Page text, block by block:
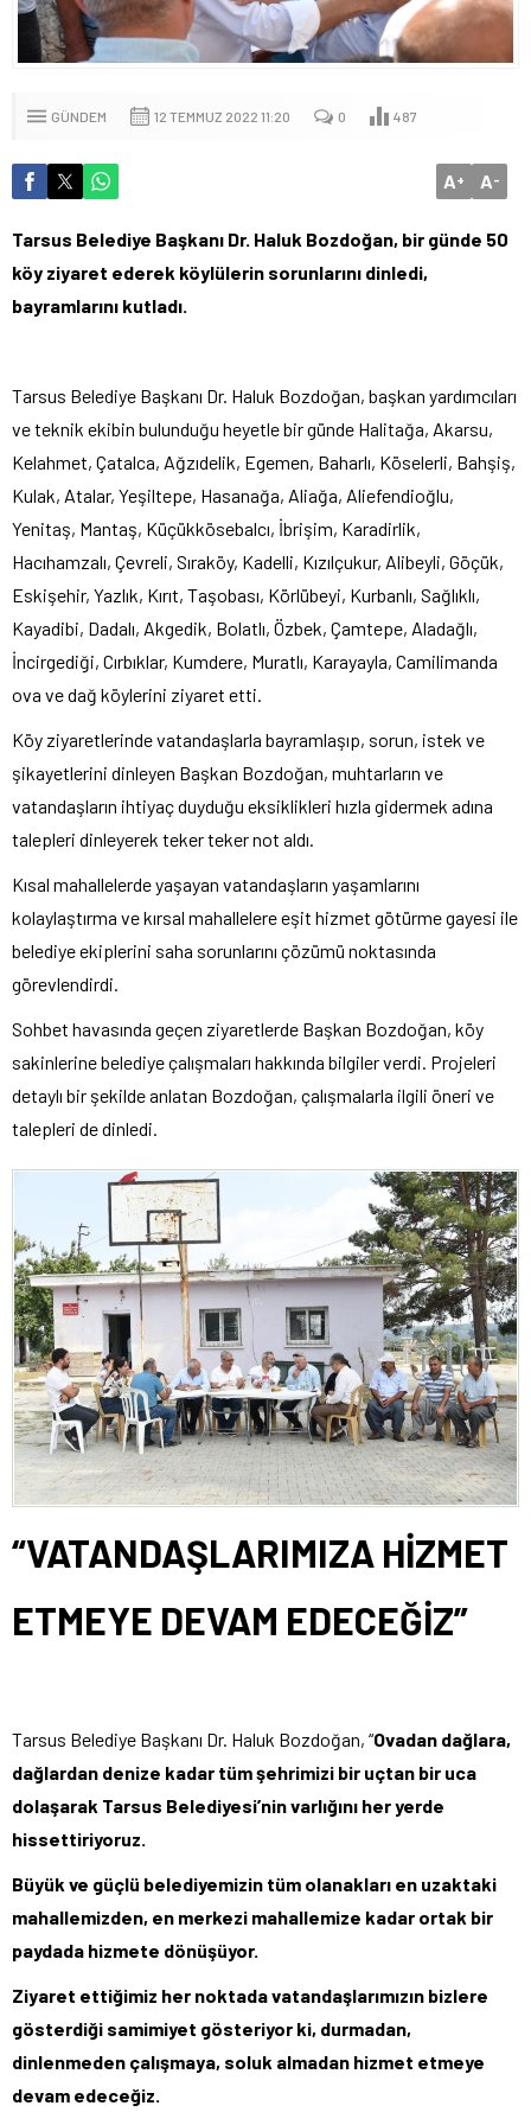
GÜNDEM 12 TEMMUZ 2022 11:20 0 487
A+ A-
Tarsus Belediye Başkanı Dr. Haluk Bozdoğan, bir günde 50
köy ziyaret ederek köylülerin sorunlarını dinledi,
bayramlarını kutladı.
Tarsus Belediye Başkanı Dr. Haluk Bozdoğan, başkan yardımcıları
ve teknik ekibin bulunduğu heyetle bir günde Halitağa, Akarsu,
Kelahmet, Çatalca, Ağzıdelik, Egemen, Baharlı, Köselerli, Bahşiş,
Kulak, Atalar, Yeşiltepe, Hasanağa, Aliağa, Aliefendioğlu,
Yenitaş, Mantaş, Küçükkösebalcı, İbrişim, Karadirlik,
Hacıhamzalı, Çevreli, Sıraköy, Kadelli, Kızılçukur, Alibeyli, Göçük,
Eskişehir, Yazlık, Kırıt, Taşobası, Körlübeyi, Kurbanlı, Sağlıklı,
Kayadibi, Dadalı, Akgedik, Bolatlı, Özbek, Çamtepe, Aladağlı,
İncirgediği, Cırbıklar, Kumdere, Muratlı, Karayayla, Camilimanda
ova ve dağ köylerini ziyaret etti.
Köy ziyaretlerinde vatandaşlarla bayramlaşıp, sorun, istek ve
şikayetlerini dinleyen Başkan Bozdoğan, muhtarların ve
vatandaşların ihtiyaç duyduğu eksiklikleri hızla gidermek adına
talepleri dinleyerek teker teker not aldı.
Kısal mahallelerde yaşayan vatandaşların yaşamlarını
kolaylaştırma ve kırsal mahallelere eşit hizmet götürme gayesi ile
belediye ekiplerini saha sorunlarını çözümü noktasında
görevlendirdi.
Sohbet havasında geçen ziyaretlerde Başkan Bozdoğan, köy
sakinlerine belediye çalışmaları hakkında bilgiler verdi. Projeleri
detaylı bir şekilde anlatan Bozdoğan, çalışmalarla ilgili öneri ve
talepleri de dinledi.
“VATANDAŞLARIMIZA HİZMET
ETMEYE DEVAM EDECEĞİZ”
Tarsus Belediye Başkanı Dr. Haluk Bozdoğan, “Ovadan dağlara,
dağlardan denize kadar tüm şehrimizi bir uçtan bir uca
dolaşarak Tarsus Belediyesi’nin varlığını her yerde
hissettiriyoruz.
Büyük ve güçlü belediyemizin tüm olanakları en uzaktaki
mahallemizden, en merkezi mahallemize kadar ortak bir
paydada hizmete dönüşüyor.
Ziyaret ettiğimiz her noktada vatandaşlarımızın bizlere
gösterdiği samimiyet gösteriyor ki, durmadan,
dinlenmeden çalışmaya, soluk almadan hizmet etmeye
devam edeceğiz.